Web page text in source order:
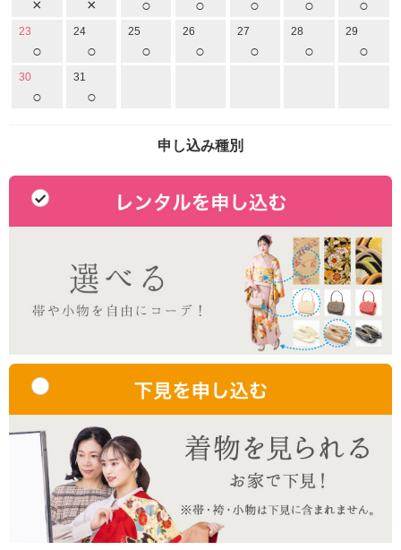
× × ○ ○ ○ ○ ○
23
○
24
○
25
○
26
○
27
○
28
○
29
○
30
○
31
○
申し込み種別